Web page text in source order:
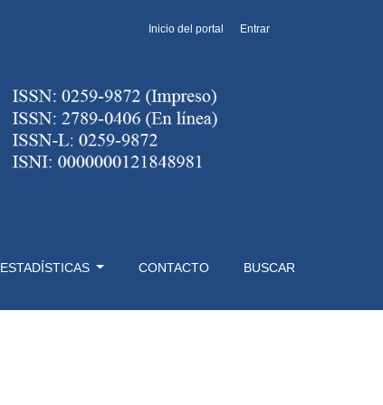
ESTADÍSTICAS CONTACTO BUSCAR
Inicio del portal Entrar